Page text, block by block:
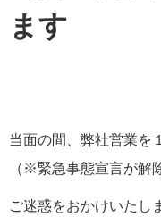
ます
当面の間、弊社営業を
（※緊急事態宣言が解
ご迷惑をおかけいたし